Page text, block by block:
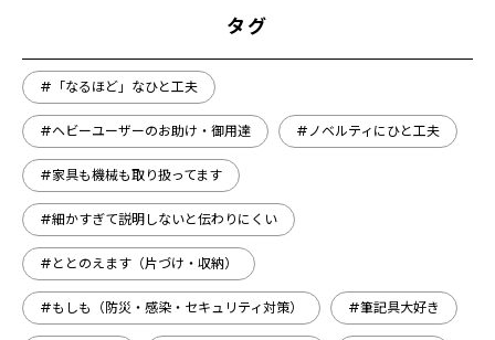
タグ
#「なるほど」なひと工夫
#ヘビーユーザーのお助け・御用達 #ノベルティにひと工夫
#家具も機械も取り扱ってます
#細かすぎて説明しないと伝わりにくい
#ととのえます（片づけ・収納）
#もしも（防災・感染・セキュリティ対策） #筆記具大好き